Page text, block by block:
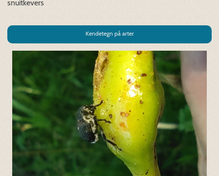
snuitkevers
Kendetegn på arter